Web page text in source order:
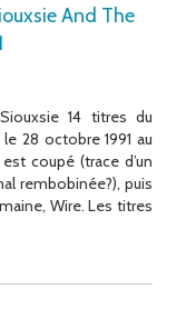
And The
14 titres du
28 octobre 1991 au
coupé (trace d’un
rembobinée?), puis
Wire. Les titres